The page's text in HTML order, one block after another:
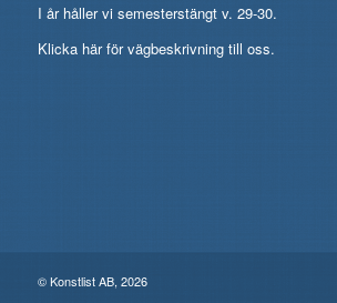
I år håller vi semesterstängt v. 29-30.
Klicka här för vägbeskrivning till oss.
© Konstlist AB, 2026